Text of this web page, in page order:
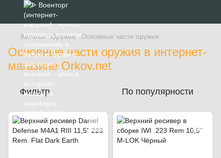
Каталог Оружие Основные части оружия
Основные части оружия в интернет-
магазине Orkov.net
Фильтр По популярности